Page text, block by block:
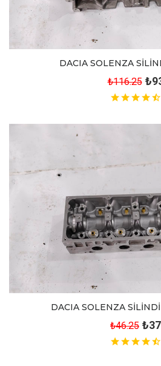
DACIA SOLENZA
₺116.25
DACIA SOLENZA
₺46.25 ₺37